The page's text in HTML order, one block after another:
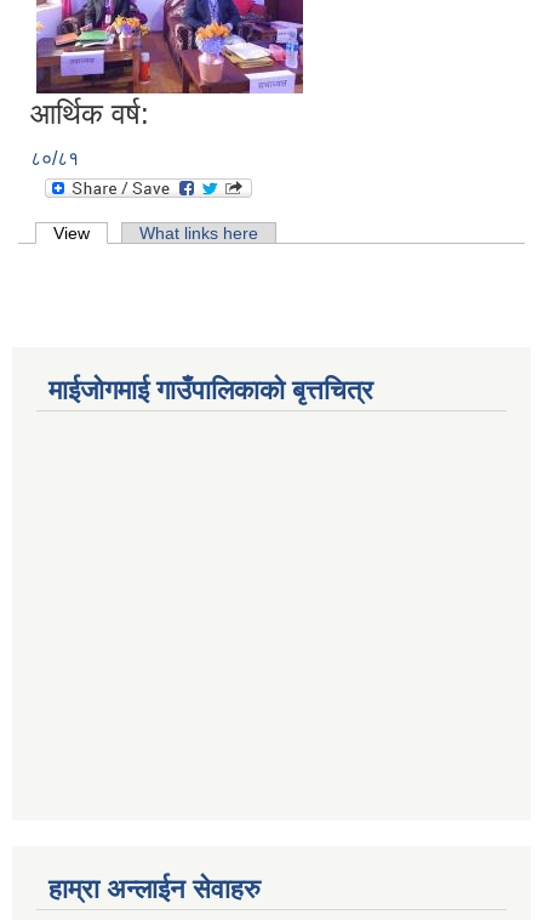
आर्थिक वर्ष:
८०/८१
Primary tabs
View (active tab)What links here
माईजोगमाई गाउँपालिकाको बृत्तचित्र
हाम्रा अन्लाईन सेवाहरु